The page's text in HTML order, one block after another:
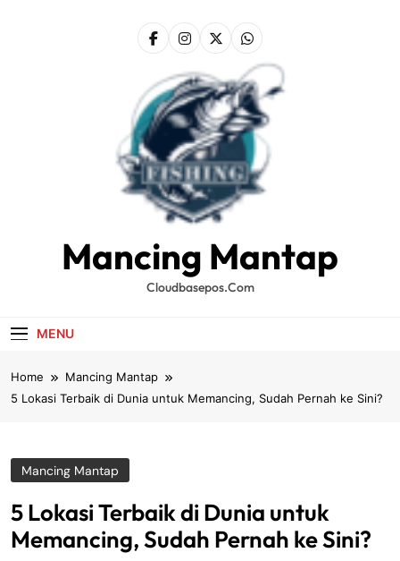
Mancing Mantap
Cloudbasepos.com
MENU
Home
Mancing Mantap
5 Lokasi Terbaik di Dunia untuk Memancing, Sudah Pernah ke Sini?
Mancing Mantap
5 Lokasi Terbaik di Dunia untuk
Memancing, Sudah Pernah ke Sini?